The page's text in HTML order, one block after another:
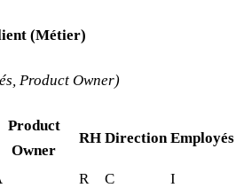
(Métier)
Product Owner)
Product
Owner
RH Direction Employés
R C
I